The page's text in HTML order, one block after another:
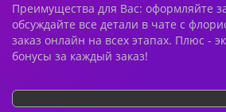
Преимущества для Вас: оформляйте
обсуждайте все детали в чате с
заказ онлайн на всех этапах. Плюс -
бонусы за каждый заказ!